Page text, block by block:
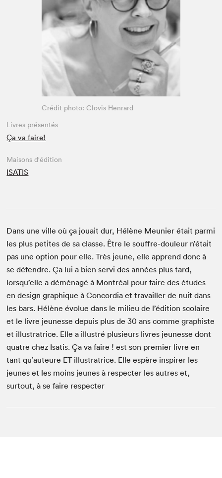
Espace enseignant·e·s
Espace pro
Crédit photo: Clovis Henrard
Livres présentés
Ça va faire!
Maisons d'édition
ISATIS
Dans une ville où ça jouait dur, Hélène Meunier était parmi
les plus petites de sa classe. Être le souffre-douleur n’était
pas une option pour elle. Très jeune, elle apprend donc à
se défendre. Ça lui a bien servi des années plus tard,
lorsqu’elle a déménagé à Montréal pour faire des études
en design graphique à Concordia et travailler de nuit dans
les bars. Hélène évolue dans le milieu de l’édition scolaire
et le livre jeunesse depuis plus de 30 ans comme graphiste
et illustratrice. Elle a illustré plusieurs livres jeunesse dont
quatre chez Isatis. Ça va faire ! est son premier livre en
tant qu’auteure ET illustratrice. Elle espère inspirer les
jeunes et les moins jeunes à respecter les autres et,
surtout, à se faire respecter